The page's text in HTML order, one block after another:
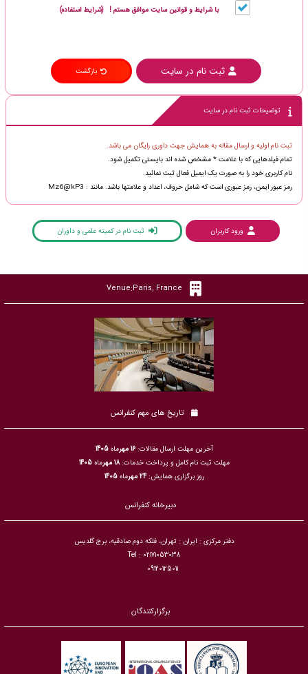
با شرایط و قوانین سایت موافق هستم ! (شرایط استفاده)
ثبت نام در سایت بازگشت
توضیحات ثبت نام در سایت
ثبت نام اولیه و ارسال مقاله به همایش جهت داوری رایگان می باشد.
تمام فیلدهایی که با علامت * مشخص شده اند بایستی تکمیل شود.
نام کاربری خود را به صورت یک ایمیل فعال ثبت نمائید.
رمز عبور ایمن، رمز عبوری است که شامل حروف، اعداد و علامتها باشد. مانند : Mz6@kP3
ورود کاربران ثبت نام در کمیته علمی و داوران
Venue:Paris, France
تاریخ های مهم کنفرانس
آخرین مهلت ارسال مقالات:16 مهر ماه1405
مهلت ثبت نام کامل و پرداخت خدمات:18 مهر ماه1405
روز برگزاری همایش:24 مهر ماه1405
دبیرخانه کنفرانس
دفتر مرکزی : ایران : تهران، فلکه دوم صادقیه، برج گلدیس
Tel : 02171053038
09120125011
برگزارکنندگان